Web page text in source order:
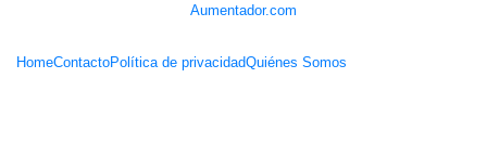
Aumentador.com
HomeContactoPolítica de privacidadQuiénes Somos